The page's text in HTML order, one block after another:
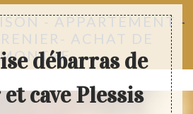
- APPARTEMENT -
ACHAT DE
débarras de
cave Plessis